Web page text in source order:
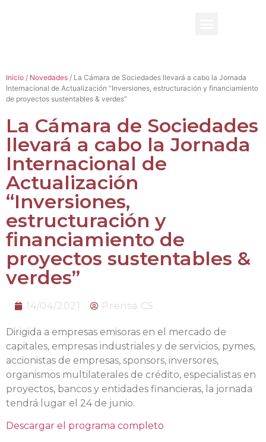
Inicio / Novedades / La Cámara de Sociedades llevará a cabo la Jornada
Internacional de Actualización “Inversiones, estructuración y financiamiento
de proyectos sustentables & verdes”
La Cámara de Sociedades
llevará a cabo la Jornada
Internacional de
Actualización
“Inversiones,
estructuración y
financiamiento de
proyectos sustentables &
verdes”
14/04/2021 Prensa CS
Dirigida a empresas emisoras en el mercado de
capitales, empresas industriales y de servicios, pymes,
accionistas de empresas, sponsors, inversores,
organismos multilaterales de crédito, especialistas en
proyectos, bancos y entidades financieras, la jornada
tendrá lugar el 24 de junio.
Descargar el programa completo